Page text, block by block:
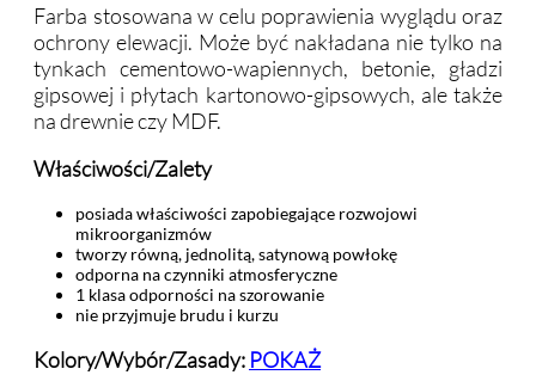
Farba stosowana w celu poprawienia wyglądu oraz
ochrony elewacji. Może być nakładana nie tylko na
tynkach cementowo-wapiennych, betonie, gładzi
gipsowej i płytach kartonowo-gipsowych, ale także
na drewnie czy MDF.
Właściwości/Zalety
posiada właściwości zapobiegające rozwojowi
mikroorganizmów
tworzy równą, jednolitą, satynową powłokę
odporna na czynniki atmosferyczne
1 klasa odporności na szorowanie
nie przyjmuje brudu i kurzu
Kolory/Wybór/Zasady: POKAŻ